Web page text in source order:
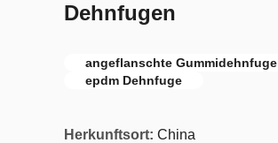
Dehnfugen
angeflanschte Gummidehnfuge
epdm Dehnfuge
Herkunftsort: China